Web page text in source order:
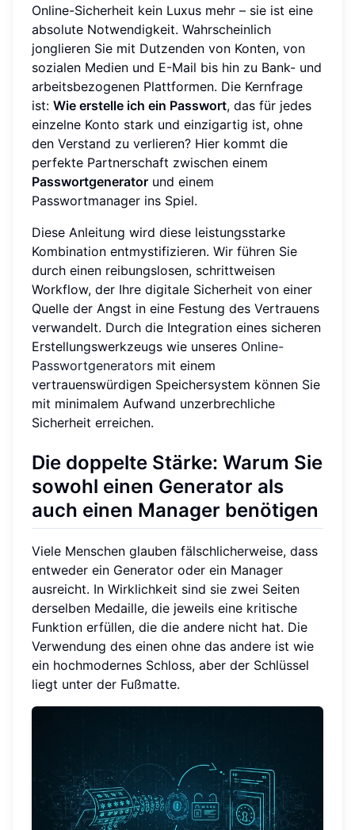
Online-Sicherheit kein Luxus mehr – sie ist eine
absolute Notwendigkeit. Wahrscheinlich
jonglieren Sie mit Dutzenden von Konten, von
sozialen Medien und E-Mail bis hin zu Bank- und
arbeitsbezogenen Plattformen. Die Kernfrage
ist: Wie erstelle ich ein Passwort, das für jedes
einzelne Konto stark und einzigartig ist, ohne
den Verstand zu verlieren? Hier kommt die
perfekte Partnerschaft zwischen einem
Passwortgenerator und einem
Passwortmanager ins Spiel.
Diese Anleitung wird diese leistungsstarke
Kombination entmystifizieren. Wir führen Sie
durch einen reibungslosen, schrittweisen
Workflow, der Ihre digitale Sicherheit von einer
Quelle der Angst in eine Festung des Vertrauens
verwandelt. Durch die Integration eines sicheren
Erstellungswerkzeugs wie unseres Online-
Passwortgenerators mit einem
vertrauenswürdigen Speichersystem können Sie
mit minimalem Aufwand unzerbrechliche
Sicherheit erreichen.
Die doppelte Stärke: Warum Sie
sowohl einen Generator als
auch einen Manager benötigen
Viele Menschen glauben fälschlicherweise, dass
entweder ein Generator oder ein Manager
ausreicht. In Wirklichkeit sind sie zwei Seiten
derselben Medaille, die jeweils eine kritische
Funktion erfüllen, die die andere nicht hat. Die
Verwendung des einen ohne das andere ist wie
ein hochmodernes Schloss, aber der Schlüssel
liegt unter der Fußmatte.